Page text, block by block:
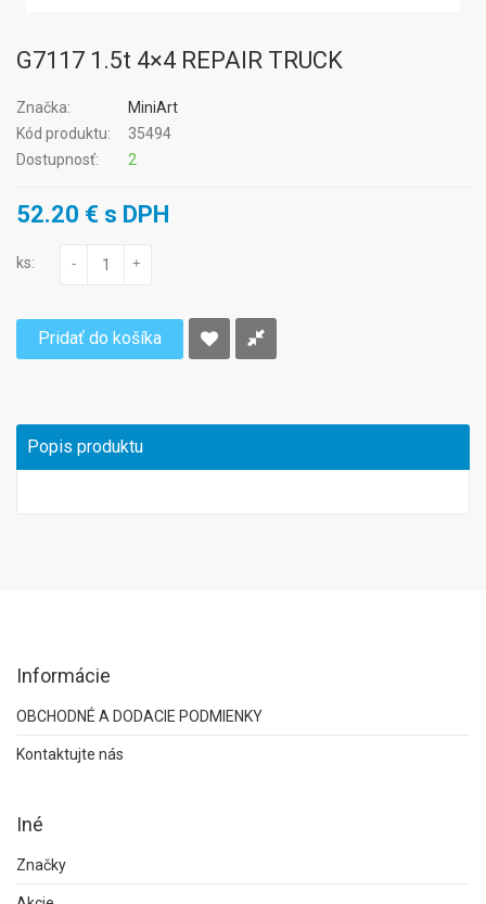
G7117 1.5t 4×4 REPAIR TRUCK
Značka:
MiniArt
Kód produktu:
35494
Dostupnosť:
2
52.20 € s DPH
ks: - +
Pridať do košíka
Popis produktu
Informácie
OBCHODNÉ A DODACIE PODMIENKY
Kontaktujte nás
Iné
Značky